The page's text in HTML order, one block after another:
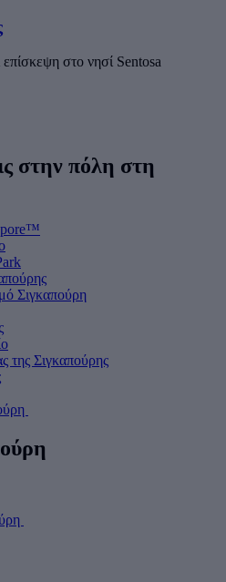
στο νησί Sentosa
στην πόλη στη
Σιγκαπούρη
της Σιγκαπούρης